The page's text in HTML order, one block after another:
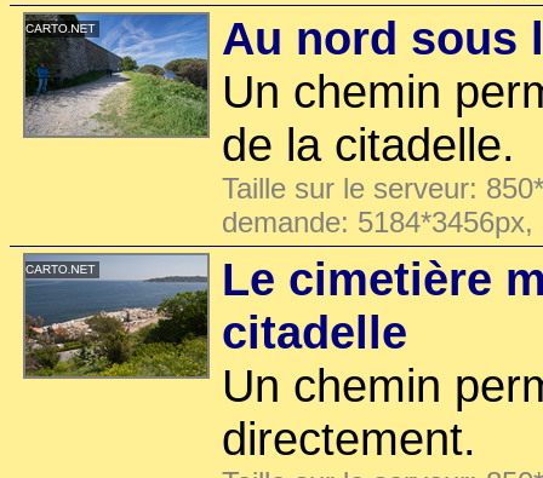
Au nord sous
Un chemin
de la citadelle.
Taille sur le serveur:
demande:
Le cimetière
citadelle
Un chemin
directement.